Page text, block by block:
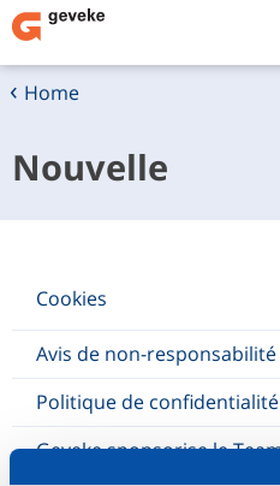
Home
Nouvelle
Cookies
Avis de non-responsabilité
Politique de confidentialité